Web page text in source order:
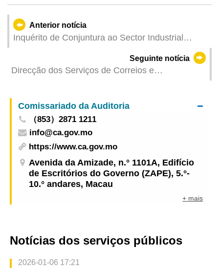
Anterior notícia
Inquérito de Conjuntura ao Sector Industrial
Seguinte notícia
Direcção dos Serviços de Correios e
para Correio de Natal via Superfície para o Ano
2024
Comissariado da Auditoria
（853）2871 1211
info@ca.gov.mo
https://www.ca.gov.mo
Avenida da Amizade, n.° 1101A, Edifício
de Escritórios do Governo (ZAPE), 5.°-
10.° andares, Macau
+ mais
Notícias dos serviços públicos
2026-01-06 17:21